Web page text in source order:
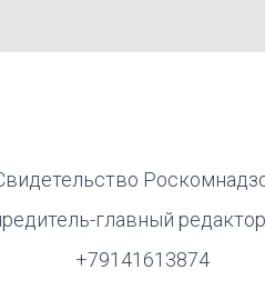
главный
+79141613874